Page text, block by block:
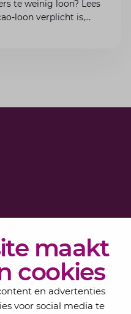
maakt
cookies
en advertenties
voor social media te
te weinig loon? Lees
loon verplicht is,